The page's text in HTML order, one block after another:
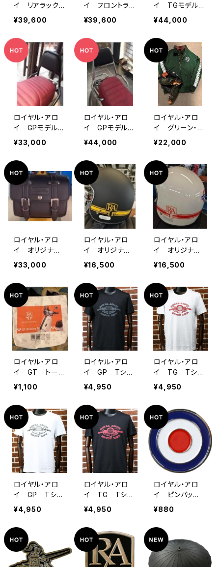
イ リアラック
クローム GPモ
デル用
¥39,600
イ フロントラッ
ク クローム
¥39,600
イ TGモデル
用 リアキャリ
ア クローム
¥44,000
ロイヤル・アロ
イ GPモデル
用 リアキャリ
ア ブラック
¥33,000
ロイヤル・アロ
イ GPモデル
用 リアキャリ
ア クローム
¥44,000
ロイヤル・アロ
イ グリーン・ジ
ャケット
¥22,000
ロイヤル・アロ
イ オリジナル・
リアバッグ 装
着用金具付き
¥33,000
ロイヤル・アロ
イ オリジナル・
ヘルメット（装飾
用）ブラック・マッ
ト
¥16,500
ロイヤル・アロ
イ オリジナル・
ヘルメット（装飾
用）アイボリー
¥16,500
ロイヤル・アロ
イ GT トート
バッグ
¥1,100
ロイヤル・アロ
イ GP Tシャ
ツ ブラック
¥4,950
ロイヤル・アロ
イ TG Tシャ
ツ ホワイト
¥4,950
ロイヤル・アロ
イ GP Tシャ
ツ ホワイト
¥4,950
ロイヤル・アロ
イ TG Tシャ
ツ ブラック
¥4,950
ロイヤル・アロ
イ ピンバッ
ジ ブルズアイ・
¥880